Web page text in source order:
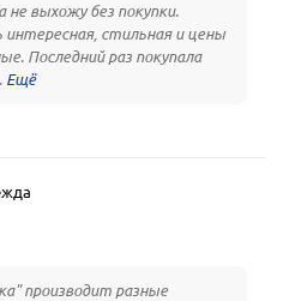
не выхожу без покупки.
интересная, стильная и цены
Последний раз покупала
производит разные